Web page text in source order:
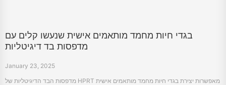
בגדי חיות מחמד מותאמים אישית שנעשו קלים עם
מדפסות בד דיגיטליות
January 23, 2025
מדפסות הבד הדיגיטליות של HPRT מאפשרות יצירת בגדי חיות מחמד מותאמים אישית